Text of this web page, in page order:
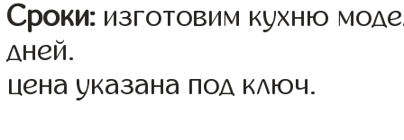
Сроки: изготовим кухню
дней.
цена указана под ключ.